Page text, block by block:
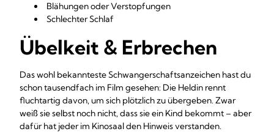
Blähungen oder Verstopfungen
Schlechter Schlaf
Übelkeit & Erbrechen
Das wohl bekannteste Schwangerschaftsanzeichen hast du
schon tausendfach im Film gesehen: Die Heldin rennt
fluchtartig davon, um sich plötzlich zu übergeben. Zwar
weiß sie selbst noch nicht, dass sie ein Kind bekommt – aber
dafür hat jeder im Kinosaal den Hinweis verstanden.